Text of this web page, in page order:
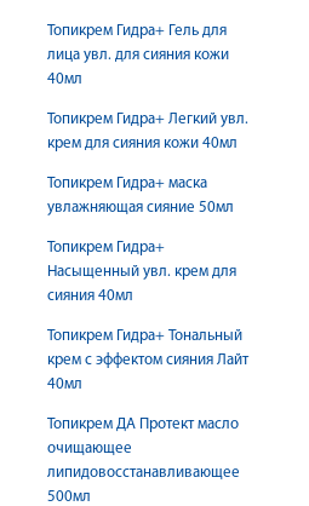
Топикрем Гидра+ Гель для
лица увл. для сияния кожи
40мл
Топикрем Гидра+ Легкий увл.
крем для сияния кожи 40мл
Топикрем Гидра+ маска
увлажняющая сияние 50мл
Топикрем Гидра+
Насыщенный увл. крем для
сияния 40мл
Топикрем Гидра+ Тональный
крем с эффектом сияния Лайт
40мл
Топикрем ДА Протект масло
очищающее
липидовосстанавливающее
500мл